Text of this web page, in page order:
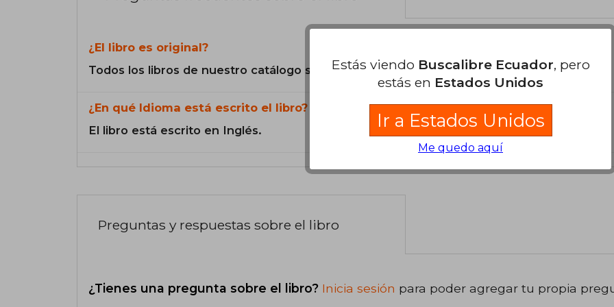
¿El libro es original?
Todos los libros de nuestro catálogo son Originales.
¿En qué Idioma está escrito el libro?
El libro está escrito en Inglés.
Preguntas y respuestas sobre el libro
¿Tienes una pregunta sobre el libro? Inicia sesión para poder agregar tu propia
Estás viendo Buscalibre Ecuador, pero
estás en Estados Unidos
Ir a Estados Unidos
Me quedo aquí